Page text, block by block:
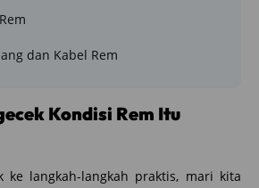
dan Kabel Rem
Kondisi Rem Itu
ke langkah-langkah praktis, mari kita